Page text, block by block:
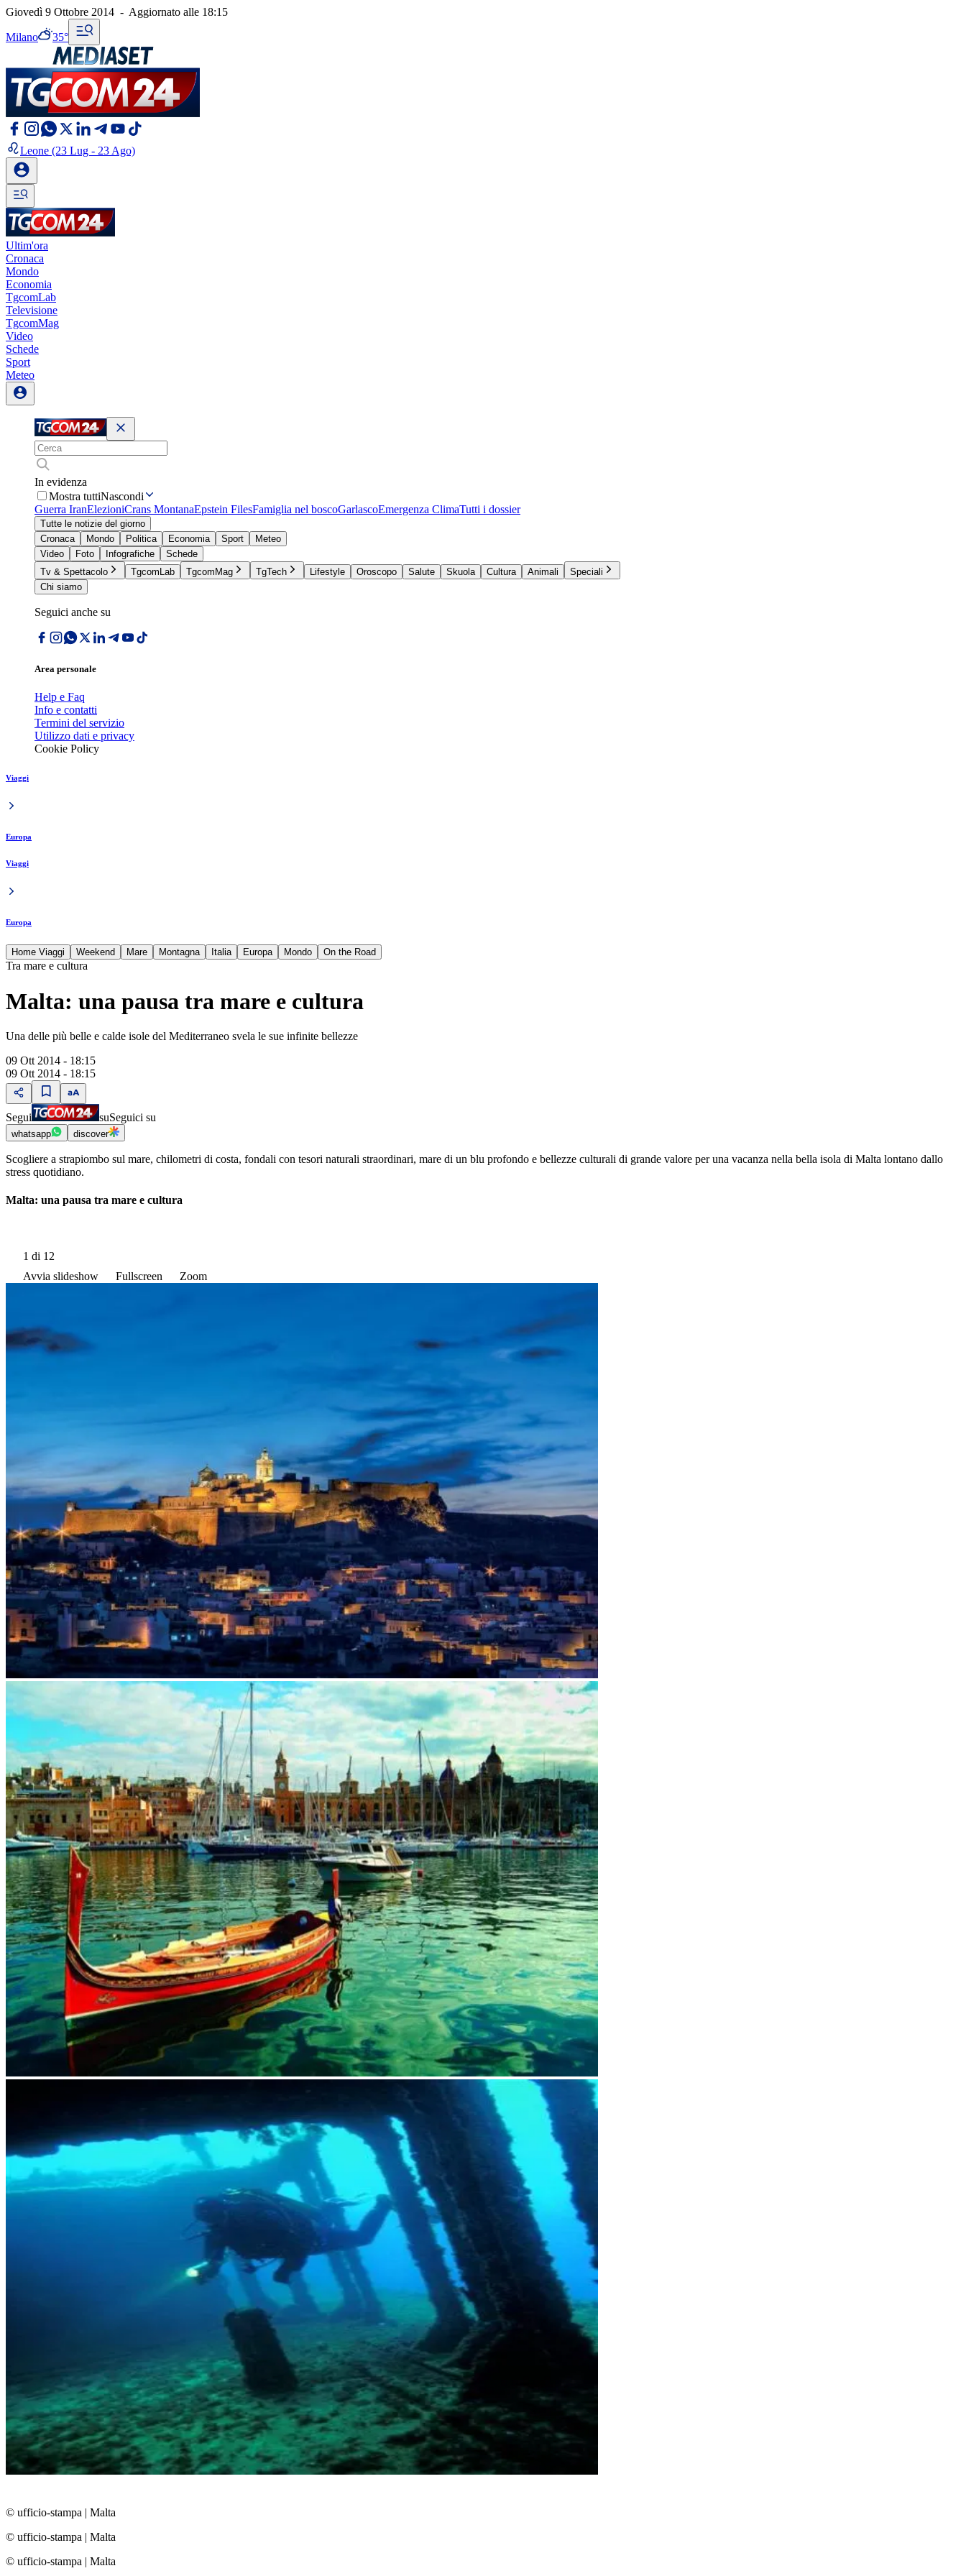
Giovedì 9 Ottobre 2014 - Aggiornato alle 18:15
Milano 35°
Leone (23 Lug - 23 Ago)
Ultim'ora
Cronaca
Mondo
Economia
TgcomLab
Televisione
TgcomMag
Video
Schede
Sport
Meteo
In evidenza
Mostra tuttiNascondi
Guerra IranElezioniCrans MontanaEpstein FilesFamiglia nel boscoGarlascoEmergenza ClimaTutti i dossier
Tutte le notizie del giorno
Cronaca
Mondo Politica Economia Sport
Meteo
Video
Foto Infografiche
Schede
Tv & Spettacolo
TgcomLab TgcomMag TgTech Lifestyle Oroscopo Salute Skuola Cultura Animali
Speciali
Chi siamo
Seguici anche su
Area personale
Help e Faq
Info e contatti
Termini del servizio
Utilizzo dati e privacy
Cookie Policy
Viaggi
Europa
Viaggi
Europa
Home Viaggi Weekend Mare Montagna Italia Europa Mondo On the Road
Tra mare e cultura
Malta: una pausa tra mare e cultura
Una delle più belle e calde isole del Mediterraneo svela le sue infinite bellezze
09 Ott 2014 - 18:15
09 Ott 2014 - 18:15
Segui suSeguici su
whatsapp discover
Scogliere a strapiombo sul mare, chilometri di costa, fondali con tesori naturali straordinari, mare di un blu profondo e bellezze culturali di grande valore per una vacanza nella bella isola di Malta lontano dallo
stress quotidiano.
Malta: una pausa tra mare e cultura
1 di 12
Avvia slideshow
Fullscreen Zoom
© ufficio-stampa | Malta
© ufficio-stampa | Malta
© ufficio-stampa | Malta